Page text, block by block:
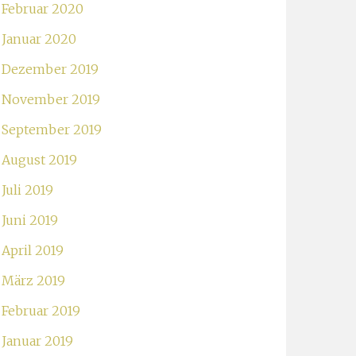
Februar 2020
Januar 2020
Dezember 2019
November 2019
September 2019
August 2019
Juli 2019
Juni 2019
April 2019
März 2019
Februar 2019
Januar 2019